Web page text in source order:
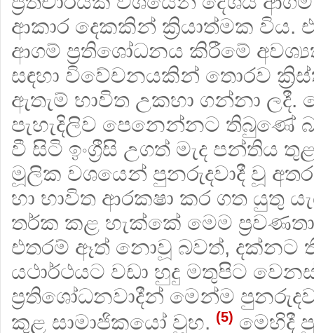
ආකාර දෙකකින් ක්‍රියාත්මක
ආගම් ප්‍රතිශෝධනය කිරීමේ
සඳහා විවේචනයකින් තොරව
ඇතැම් භාවිත උකහා ගන්නා ලදී.
පැහැදිලිව පෙනෙන්නට තිබුණේ
වී සිටි ඉංග්‍රීසි උගත් මැද පන්තිය
මූලික වශයෙන් පුනරුදවාදී වූ අතර,
හා භාවිත ආරකෂා කර ගත යුතු
තර්ක කළ හැක්කේ මෙම
එතරම් ඈත් නොවූ බවත්, දක්නට
යථාර්ථයට වඩා හුදු මතුපිට
ප්‍රතිශෝධනවාදීන් මෙන්ම
කුළ සාමාජිකයෝ වූහ. (5) මෙහිදී